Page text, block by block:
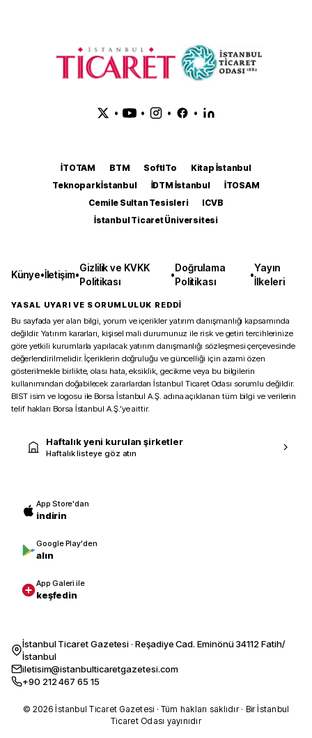
• • • •
İTOTAM BTM SoftITo
Kitap İstanbul
Teknopark İstanbul
İDTM İstanbul
İTOSAM
Cemile Sultan Tesisleri
ICVB
İstanbul Ticaret Üniversitesi
Künye•İletişim•
Gizlilik ve KVKK
Politikası
•
Doğrulama
Politikası
•
Yayın
İlkeleri
YASAL UYARI VE SORUMLULUK REDDİ
Bu sayfada yer alan bilgi, yorum ve içerikler yatırım danışmanlığı kapsamında
değildir. Yatırım kararları, kişisel mali durumunuz ile risk ve getiri tercihlerinize
göre yetkili kurumlarla yapılacak yatırım danışmanlığı sözleşmesi çerçevesinde
değerlendirilmelidir. İçeriklerin doğruluğu ve güncelliği için azami özen
gösterilmekle birlikte, olası hata, eksiklik, gecikme veya bu bilgilerin
kullanımından doğabilecek zararlardan İstanbul Ticaret Odası sorumlu değildir.
BIST isim ve logosu ile Borsa İstanbul A.Ş. adına açıklanan tüm bilgi ve verilerin
telif hakları Borsa İstanbul A.Ş.’ye aittir.
Haftalık yeni kurulan şirketler
Haftalık listeye göz atın
App Store'dan
indirin
Google Play'den
alın
App Galeri ile
keşfedin
İstanbul Ticaret Gazetesi · Reşadiye Cad. Eminönü 34112 Fatih/
İstanbul
iletisim@istanbulticaretgazetesi.com
+90 212 467 65 15
© 2026 İstanbul Ticaret Gazetesi · Tüm hakları saklıdır · Bir İstanbul
Ticaret Odası yayınıdır